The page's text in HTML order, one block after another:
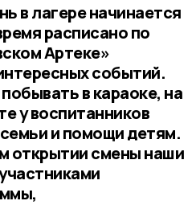
в лагере начинается
расписано по
Артеке»
событий.
в караоке, на
у воспитанников
и помощи детям.
открытии смены наши